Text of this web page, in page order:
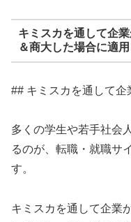
キミスカを通して企
＆商大した場合に適
## キミスカを通して
多くの学生や若手社会
るのが、転職・就職サ
す。
キミスカを通して企業